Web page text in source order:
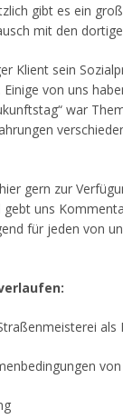
gibt es ein
mit den
Klient sein
von uns
war
gern zur
uns
für jeden von